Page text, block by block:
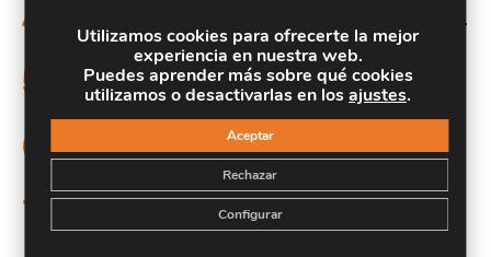
4. Conocer las confrontaciones del enfoque contextual.
5. Introducir la psicología como disciplina.
6.
Conocer el proceso de evaluación e intervención en
psicología.
7.
Determinar los orígenes de las terapias
Utilizamos cookies para ofrecerte la mejor
experiencia en nuestra web.
Puedes aprender más sobre qué cookies
utilizamos o desactivarlas en losajustes.
Aceptar
Rechazar
Configurar